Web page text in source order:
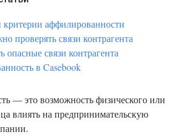
аффилированности
проверять связи контрагента
опасные связи контрагента
в Casebook
— это возможность физического или
влиять на предпринимательскую